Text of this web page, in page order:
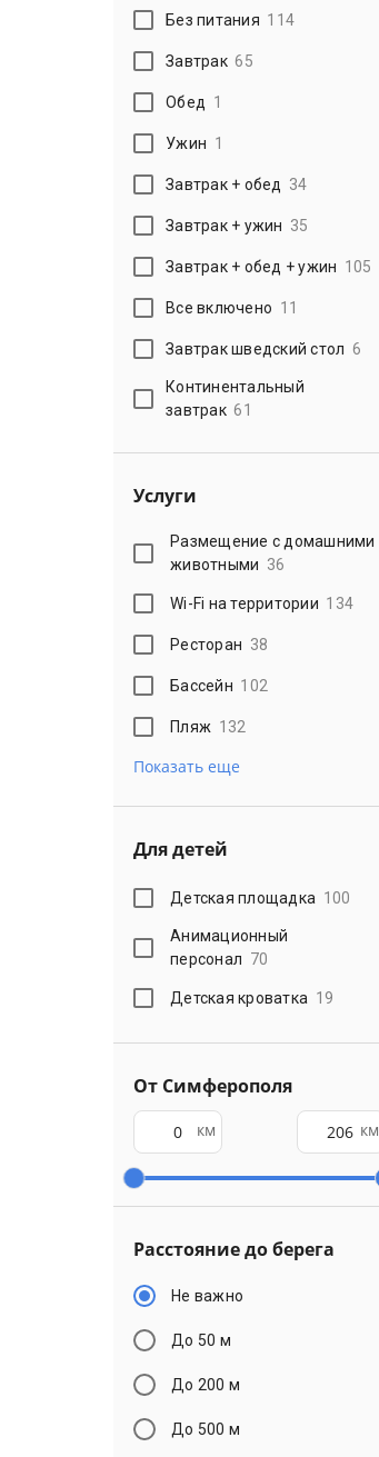
Без питания 114
Завтрак 65
Обед 1
Ужин 1
Завтрак + обед 34
Завтрак + ужин 35
Завтрак + обед + ужин 105
Все включено 11
Завтрак шведский стол 6
Континентальный
завтрак 61
Услуги
Размещение с домашними
животными 36
Wi-Fi на территории 134
Ресторан 38
Бассейн 102
Пляж 132
Показать еще
Для детей
Детская площадка 100
Анимационный
персонал 70
Детская кроватка 19
От Симферополя
км км
Расстояние до берега
Не важно
До 50 м
До 200 м
До 500 м